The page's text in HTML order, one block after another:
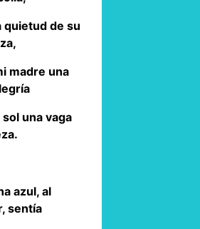
quietud de su
madre una
una vaga
azul, al
sentía